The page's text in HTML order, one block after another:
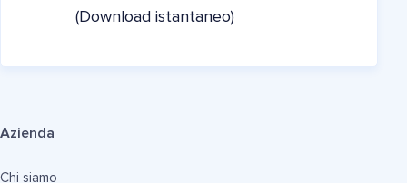
(Download istantaneo)
Azienda
Chi siamo